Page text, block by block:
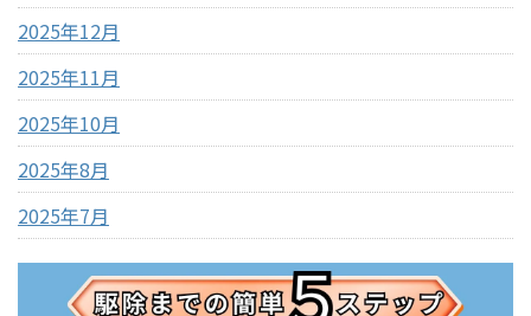
2025年12月
2025年11月
2025年10月
2025年8月
2025年7月